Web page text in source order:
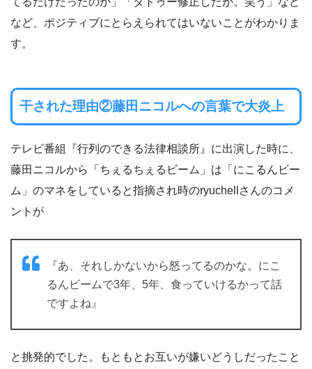
など、ポジティブにとらえられてはいないことがわかりま
す。
干された理由②藤田ニコルへの言葉で大炎上
テレビ番組『行列のできる法律相談所』に出演した時に、
藤田ニコルから「ちぇるちぇるビーム」は「にこるんビー
ム」のマネをしていると指摘され時のryuchellさんのコメ
ントが
『あ、それしかないから怒ってるのかな。にこ
るんビームで3年、5年、食っていけるかって話
ですよね』
と挑発的でした。もともとお互いが嫌いどうしだったこと